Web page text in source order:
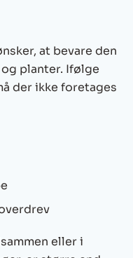
at bevare den
planter. Ifølge
der ikke foretages
eller i